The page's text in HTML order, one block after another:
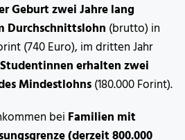
Geburt zwei Jahre lang
Durchschnittslohn (brutto) in
(740 Euro), im dritten Jahr
Studentinnen erhalten zwei
Mindestlohns(180.000 Forint).
bei Familien mit